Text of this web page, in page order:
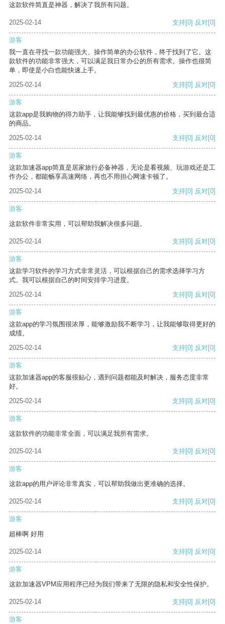
这款软件简直是神器，解决了我所有问题。
2025-02-14 支持[0] 反对[0]
游客
我一直在寻找一款功能强大、操作简单的办公软件，终于找到了它。这
款软件的功能非常强大，可以满足我日常办公的所有需求。操作也很简
单，即使是小白也能快速上手。
2025-02-14
支持[0] 反对[0]
游客
这款app是我购物的得力助手，让我能够找到最优惠的价格，买到最合适
的商品。
2025-02-14
支持[0] 反对[0]
游客
这款加速器app简直是居家旅行必备神器，无论是看视频、玩游戏还是工
作办公，都能畅享高速网络，再也不用担心网速卡顿了。
2025-02-14
支持[0] 反对[0]
游客
这款软件非常实用，可以帮助我解决很多问题。
2025-02-14 支持[0] 反对[0]
游客
这款学习软件的学习方式非常灵活，可以根据自己的需求选择学习方
式。我可以根据自己的时间安排学习进度。
2025-02-14
支持[0] 反对[0]
游客
这款app的学习氛围很浓厚，能够激励我不断学习，让我能够取得更好的
成绩。
2025-02-14
支持[0] 反对[0]
游客
这款加速器app的客服很贴心，遇到问题都能及时解决，服务态度非常
好。
2025-02-14
支持[0] 反对[0]
游客
这款软件的功能非常全面，可以满足我所有需求。
2025-02-14 支持[0] 反对[0]
游客
这款app的用户评论非常真实，可以帮助我做出更准确的选择。
2025-02-14 支持[0] 反对[0]
游客
超棒啊 好用
2025-02-14 支持[0] 反对[0]
游客
这款加速器VPM应用程序已经为我们带来了无限的隐私和安全性保护。
2025-02-14 支持[0] 反对[0]
游客